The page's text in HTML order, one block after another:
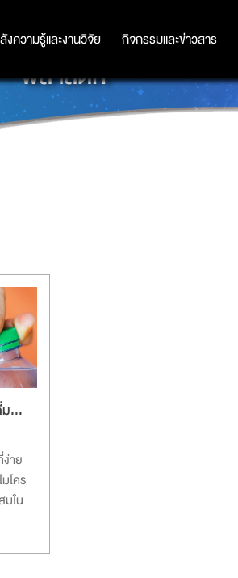
งความรู้และงานวิจัย กิจกรรมและข่าวสาร
งความรู้และงานวิจัย กิจกรรมและข่าวสาร
พลาสติก
ม…
าย
โคร
ใน